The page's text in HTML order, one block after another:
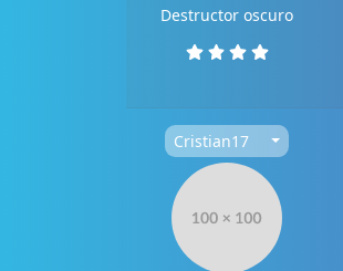
Destructor oscuro
Cristian17